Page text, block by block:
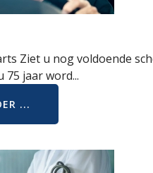
Ziet u nog voldoende
75 jaar word...
...